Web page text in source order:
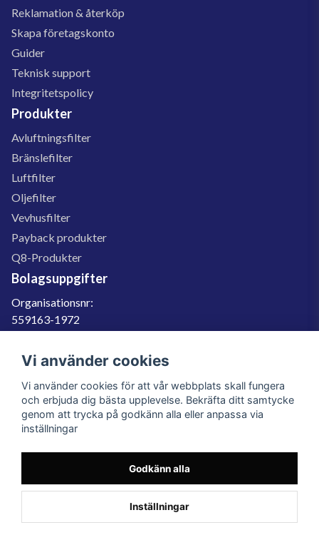
Reklamation & återköp
Skapa företagskonto
Guider
Teknisk support
Integritetspolicy
Produkter
Avluftningsfilter
Bränslefilter
Luftfilter
Oljefilter
Vevhusfilter
Payback produkter
Q8-Produkter
Bolagsuppgifter
Organisationsnr:
559163-1972
SE559163197201
060-566 800
info@filter.se
559163-1972
© 2023 Filter.se, All rights reserved.
Vi använder cookies
Vi använder cookies för att vår webbplats skall fungera
och erbjuda dig bästa upplevelse. Bekräfta ditt samtycke
genom att trycka på godkänn alla eller anpassa via
inställningar
Godkänn alla
Inställningar